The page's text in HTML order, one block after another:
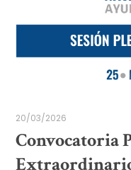
20/03/2026
Convocatoria
Extraordinario